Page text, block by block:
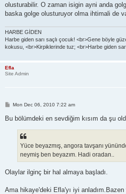
olusturabilir. O zaman isigin ayni anda
baska golge olusturuyor olma ihtimali de
HARBE GİDEN
Harbe giden sarı saçlı çocuk! <br>Gene böyle
kokusu, <br>Kirpiklerinde tuz; <br>Harbe giden
Efla
Site Admin
P
t
Mon Dec 06, 2010 7:22 am
Bu bölümdeki en sevdiğim kısım da şu
Yüce beyazmış, angora tavşanı
neymiş ben beyazım. Hadi oradan..
Olaylar ilginç bir hal almaya başladı.
Ama hikaye'deki Efla'yı iyi